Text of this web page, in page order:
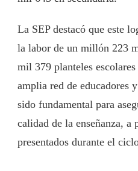
La SEP destacó que este
la labor de un millón 223
mil 379 planteles
amplia red de educadores
sido fundamental para
calidad de la enseñanza, a
presentados durante el